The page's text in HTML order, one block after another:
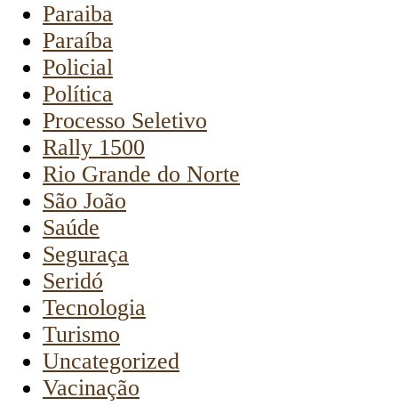
Paraiba
Paraíba
Policial
Política
Processo Seletivo
Rally 1500
Rio Grande do Norte
São João
Saúde
Seguraça
Seridó
Tecnologia
Turismo
Uncategorized
Vacinação